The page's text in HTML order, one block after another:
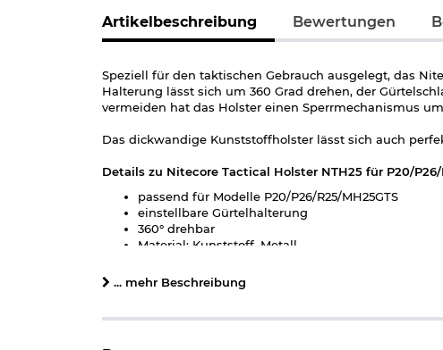
Artikelbeschreibung Bewertungen
Speziell für den taktischen Gebrauch ausgelegt, das
Halterung lässt sich um 360 Grad drehen, der
vermeiden hat das Holster einen Sperrmechanismus
Das dickwandige Kunststoffholster lässt sich auch
Details zu Nitecore Tactical Holster NTH25 für P20/P26/
passend für Modelle P20/P26/R25/MH25GTS
einstellbare Gürtelhalterung
360° drehbar
Material: Kunststoff, Metall
Farbe: schwarz
... mehr Beschreibung